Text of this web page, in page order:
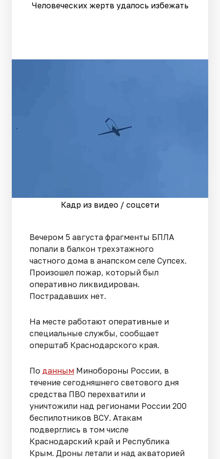
Человеческих жертв удалось избежать
Кадр из видео / соцсети
Вечером 5 августа фрагменты БПЛА
попали в балкон трехэтажного
частного дома в анапском селе Супсех.
Произошел пожар, который был
оперативно ликвидирован.
Пострадавших нет.
На месте работают оперативные и
специальные службы, сообщает
оперштаб Краснодарского края.
По данным Минобороны России, в
течение сегодняшнего светового дня
средства ПВО перехватили и
уничтожили над регионами России 200
беспилотников ВСУ. Атакам
подверглись в том числе
Краснодарский край и Республика
Крым. Дроны летали и над акваторией